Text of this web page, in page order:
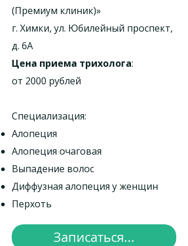
(Премиум клиник)»
г. Химки, ул. Юбилейный проспект,
д. 6А
Цена приема трихолога:
от 2000 рублей
Специализация:
Алопеция
Алопеция очаговая
Выпадение волос
Диффузная алопеция у женщин
Перхоть
Записаться...